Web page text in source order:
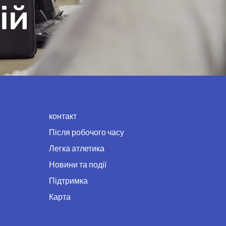
контакт
Після робочого часу
Легка атлетика
Новини та події
Підтримка
Карта